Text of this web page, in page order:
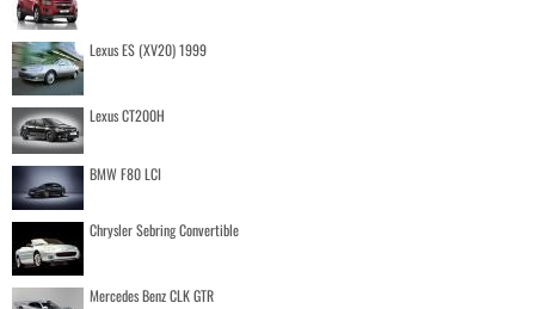
Lexus ES (XV20) 1999
Lexus CT200H
BMW F80 LCI
Chrysler Sebring Convertible
Mercedes Benz CLK GTR